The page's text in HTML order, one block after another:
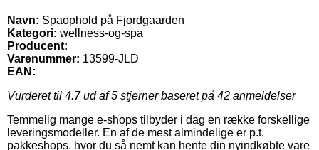
Navn: Spaophold på Fjordgaarden
Kategori: wellness-og-spa
Producent:
Varenummer: 13599-JLD
EAN:
Vurderet til 4.7ud af 5 stjerner baseret på 42 anmeldelser
Temmelig mange e-shops tilbyder i dag en række forskellige
leveringsmodeller. En af de mest almindelige er p.t.
pakkeshops, hvor du så nemt kan hente din nyindkøbte vare